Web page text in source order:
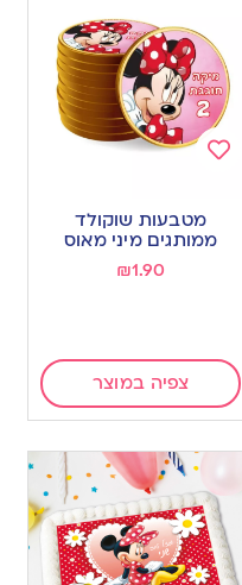
wishlist
מטבעות שוקולד
ממותגים מיני מאוס
₪1.90
צפיה במוצר